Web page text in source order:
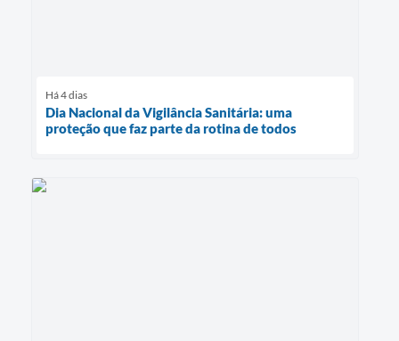
Há 4 dias
Dia Nacional da Vigilância Sanitária: uma
proteção que faz parte da rotina de todos